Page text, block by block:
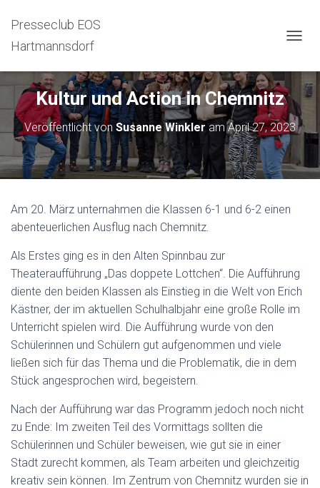
Presseclub EOS
Hartmannsdorf
V
G
A
T
N
U
T
E
Kultur und Action in Chemnitz
Veröffentlicht von Susanne WinkleramApril 27, 2023
Am 20. März unternahmen die Klassen 6-1 und 6-2 einen
abenteuerlichen Ausflug nach Chemnitz.
Als Erstes ging es in den Alten Spinnbau zur
Theateraufführung „Das doppete Lottchen“. Die Aufführung
diente den beiden Klassen als Einstieg in die Welt von Erich
Kästner, der im aktuellen Schulhalbjahr eine große Rolle im
Unterricht spielen wird. Die Aufführung wurde von den
Schülerinnen und Schülern gut aufgenommen und viele
ließen sich für das Thema und die Problematik, die in dem
Stück angesprochen wird, begeistern.
Nach der Aufführung war das Programm jedoch noch nicht
zu Ende: Im zweiten Teil des Vormittags sollten die
Schülerinnen und Schüler beweisen, wie gut sie in einer
Stadt zurecht kommen, als Team arbeiten und gleichzeitig
kreativ sein können. Im Zentrum von Chemnitz wurden sie in